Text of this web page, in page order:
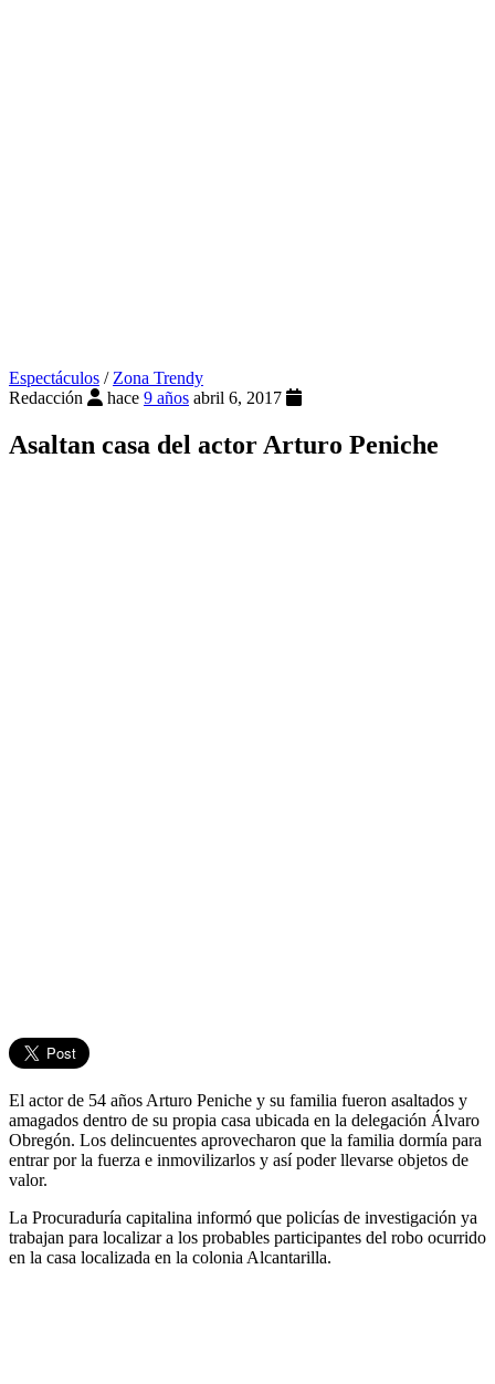
Espectáculos /Zona Trendy
Redacción
hace 9 años abril 6, 2017
Asaltan casa del actor Arturo Peniche
El actor de 54 años Arturo Peniche y su familia fueron asaltados y
amagados dentro de su propia casa ubicada en la delegación Álvaro
Obregón. Los delincuentes aprovecharon que la familia dormía para
entrar por la fuerza e inmovilizarlos y así poder llevarse objetos de
valor.
La Procuraduría capitalina informó que policías de investigación ya
trabajan para localizar a los probables participantes del robo ocurrido
en la casa localizada en la colonia Alcantarilla.